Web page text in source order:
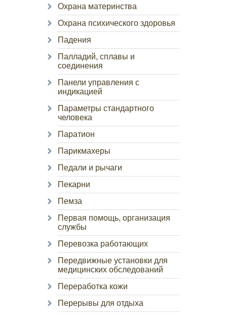
Охрана материнства
Охрана психического здоровья
Падения
Палладий, сплавы и
соединения
Панели управления с
индикацией
Параметры стандартного
человека
Паратион
Парикмахеры
Педали и рычаги
Пекарни
Пемза
Первая помощь, организация
службы
Перевозка работающих
Передвижные установки для
медицинских обследований
Переработка кожи
Перерывы для отдыха